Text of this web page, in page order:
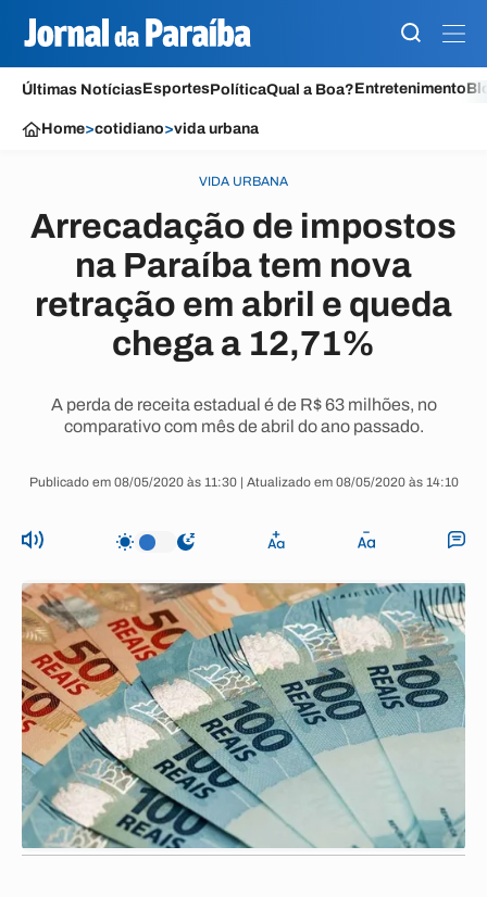
Últimas NotíciasEsportesPolíticaQual a Boa?Entretenimento
Home>cotidiano>vida urbana
VIDA URBANA
Arrecadação de impostos
na Paraíba tem nova
retração em abril e queda
chega a 12,71%
A perda de receita estadual é de R$ 63 milhões, no
comparativo com mês de abril do ano passado.
Publicado em 08/05/2020 às 11:30 | Atualizado em 08/05/2020 às 14:10